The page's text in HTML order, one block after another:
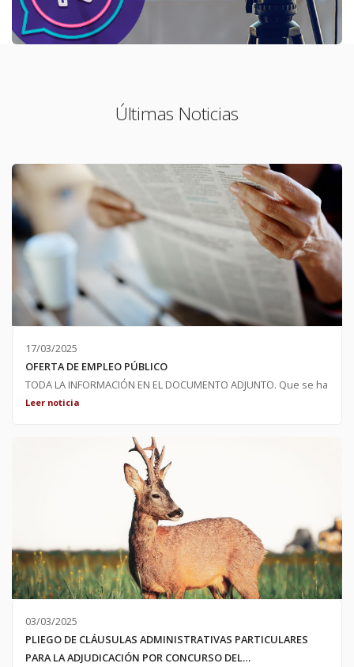
Últimas Noticias
17/03/2025
OFERTA DE EMPLEO PÚBLICO
TODA LA INFORMACIÓN EN EL DOCUMENTO ADJUNTO. Que se ha
acordado por resolución de alcaldía del 17 de marzo de 2025 la
une persona para labores de alguacil en régimen de contrato
de 7 días naturales para presentar solicitudes desde el día de la
publicación de este escrito. (17 de marzo)
Leer noticia
03/03/2025
PLIEGO DE CLÁUSULAS ADMINISTRATIVAS PARTICULARES
PARA LA ADJUDICACIÓN POR CONCURSO DEL